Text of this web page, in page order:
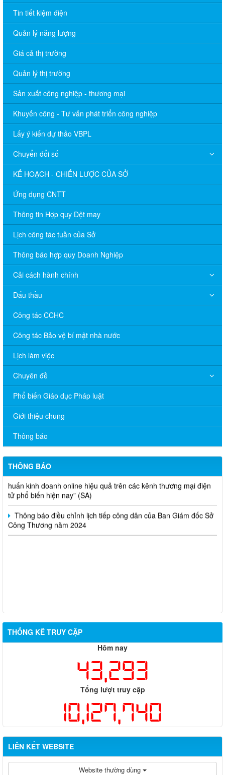
Tin tiết kiệm điện
Quản lý năng lượng
Giá cả thị trường
Quản lý thị trường
Sản xuất công nghiệp - thương mại
Khuyến công - Tư vấn phát triển công nghiệp
Lấy ý kiến dự thảo VBPL
Chuyển đổi số
KẾ HOẠCH - CHIẾN LƯỢC CỦA SỞ
Ứng dụng CNTT
Thông tin Hợp quy Dệt may
Lịch công tác tuần của Sở
Thông báo hợp quy Doanh Nghiệp
Cải cách hành chính
Đấu thầu
Công tác CCHC
Công tác Bảo vệ bí mật nhà nước
Lịch làm việc
Chuyên đề
Phổ biến Giáo dục Pháp luật
Giới thiệu chung
Thông báo
THÔNG BÁO
V/v đề nghị báo cáo hệ thống phân phối, nhãn hiệu hàng hóa
và hoạt động mua bán khí trên địa bàn tỉnh năm 2025 (nhắc lần
2).
Thông báo bán thanh lý tài sản công theo hình thức chỉ định
Thông báo lựa chọn nhà thầu thực hiện gói thầu: “tổ chức tập
huấn kinh doanh online hiệu quả trên các kênh thương mại điện
tử phổ biến hiện nay” (SA)
Thông báo điều chỉnh lịch tiếp công dân của Ban Giám đốc Sở
Công Thương năm 2024
THỐNG KÊ TRUY CẬP
Hôm nay
43,293
Tổng lượt truy cập
10,127,740
LIÊN KẾT WEBSITE
Website thường dùng